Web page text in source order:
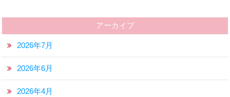
アーカイブ
2026年7月
2026年6月
2026年4月